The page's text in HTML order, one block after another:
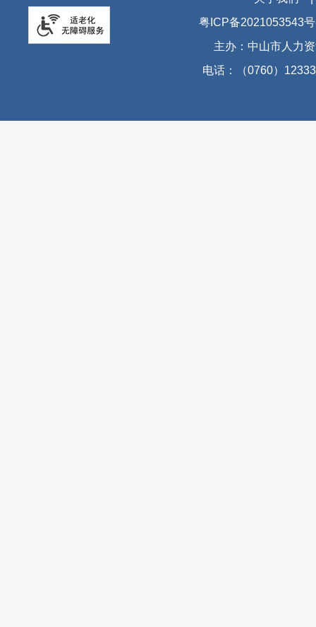
粤ICP备2021053543
主办：中山市人力
电话：（0760）12333